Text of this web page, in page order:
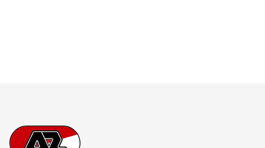
Footer
Ga naar onze homepage